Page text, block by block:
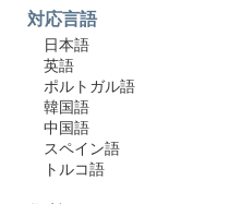
対応言語
日本語
英語
ポルトガル語
韓国語
中国語
スペイン語
トルコ語